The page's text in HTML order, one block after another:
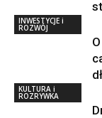
INWESTYCJE i
ROZWÓJ
KULTURA i
ROZRYWKA